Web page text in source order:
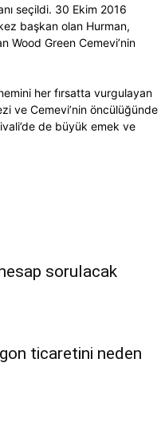
seçildi. 30 Ekim 2016
başkan olan Hurman,
Wood Green Cemevi’nin
her fırsatta vurgulayan
ve Cemevi’nin öncülüğünde
de büyük emek ve
sorulacak
ticaretini neden